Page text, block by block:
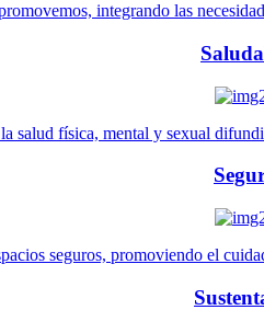
integrando las
salud física, mental y sexual
seguros, promoviendo el